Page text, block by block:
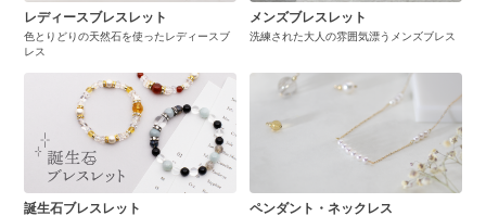
レディースブレスレット
色とりどりの天然石を使ったレディースブ
レス
メンズブレスレット
洗練された大人の雰囲気漂うメンズブレス
誕生石ブレスレット ペンダント・ネックレス